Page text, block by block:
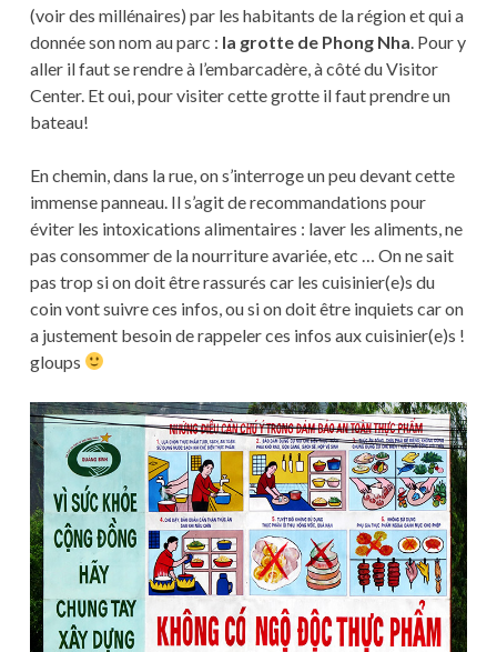
(voir des millénaires) par les habitants de la région et qui a
donnée son nom au parc : la grotte de Phong Nha . Pour y
aller il faut se rendre à l’embarcadère, à côté du Visitor
Center. Et oui, pour visiter cette grotte il faut prendre un
bateau!
En chemin, dans la rue, on s’interroge un peu devant cette
immense panneau. Il s’agit de recommandations pour
éviter les intoxications alimentaires : laver les aliments, ne
pas consommer de la nourriture avariée, etc … On ne sait
pas trop si on doit être rassurés car les cuisinier(e)s du
coin vont suivre ces infos, ou si on doit être inquiets car on
a justement besoin de rappeler ces infos aux cuisinier(e)s !
gloups